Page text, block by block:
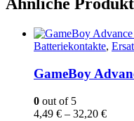
Ähnliche
Batteriekontakte,
GameBoy
0 out of 5
4,49 € – 32,20 €